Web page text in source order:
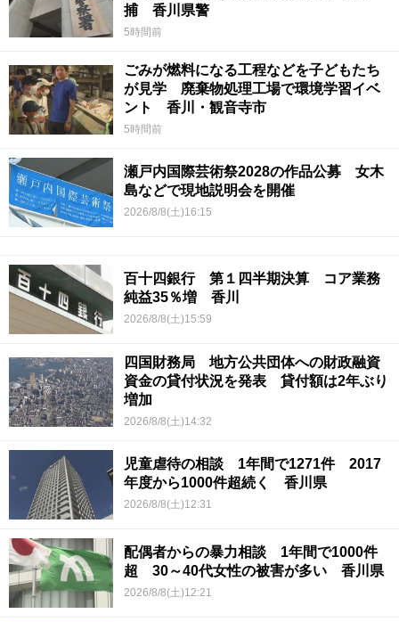
捕 香川県警
5時間前
ごみが燃料になる工程などを子どもたち
が見学 廃棄物処理工場で環境学習イベ
ント 香川・観音寺市
5時間前
瀬戸内国際芸術祭2028の作品公募 女木
島などで現地説明会を開催
2026/8/8(土)16:15
百十四銀行 第１四半期決算 コア業務
純益35％増 香川
2026/8/8(土)15:59
四国財務局 地方公共団体への財政融資
資金の貸付状況を発表 貸付額は2年ぶり
増加
2026/8/8(土)14:32
児童虐待の相談 1年間で1271件 2017
年度から1000件超続く 香川県
2026/8/8(土)12:31
配偶者からの暴力相談 1年間で1000件
超 30～40代女性の被害が多い 香川県
2026/8/8(土)12:21